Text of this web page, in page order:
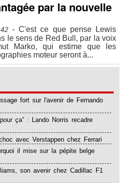
par la nouvelle
- C'est ce que pense Lewis
le sens de Red Bull, par la voix
Marko, qui estime que les
moteur seront à...
fort sur l'avenir de Fernando
ça” : Lando Norris recadre
avec Verstappen chez Ferrari
il mise sur la pépite belge
son avenir chez Cadillac F1